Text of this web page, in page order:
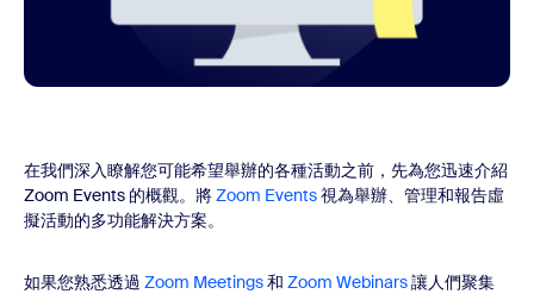
在我們深入瞭解您可能希望舉辦的各種活動之前，先為您迅速介紹
Zoom Events 的概觀。將Zoom Events視為舉辦、管理和報告虛
擬活動的多功能解決方案。
如果您熟悉透過 Zoom Meetings和 Zoom Webinars讓人們聚集